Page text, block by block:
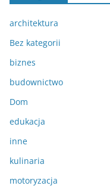
architektura
Bez kategorii
biznes
budownictwo
Dom
edukacja
inne
kulinaria
motoryzacja